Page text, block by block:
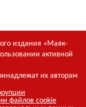
издания «Маяк-
активной
их авторам
файлов cookie